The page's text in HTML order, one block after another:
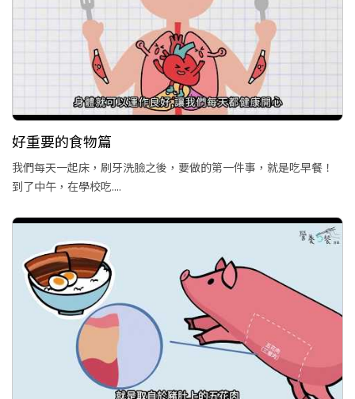
好重要的食物篇
我們每天一起床，刷牙洗臉之後，要做的第一件事，就是吃早餐！
到了中午，在學校吃....